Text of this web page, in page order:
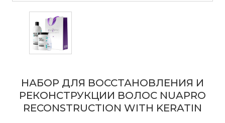
НАБОР ДЛЯ ВОССТАНОВЛЕНИЯ И
РЕКОНСТРУКЦИИ ВОЛОС NUAPRO
RECONSTRUCTION WITH KERATIN